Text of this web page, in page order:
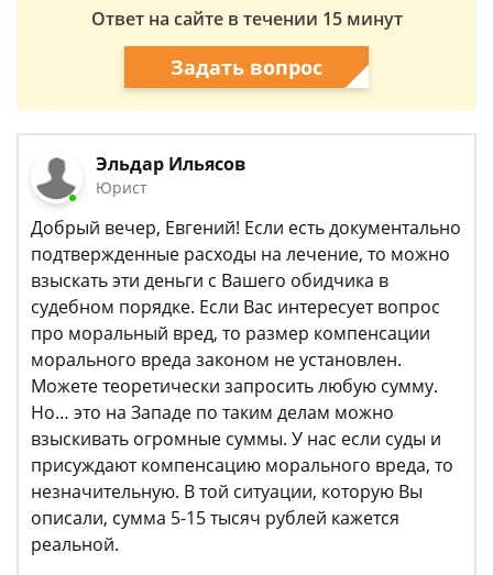
Ответ на сайте в течении 15 минут
Задать вопрос
Эльдар Ильясов
Юрист
Добрый вечер, Евгений! Если есть документально
подтвержденные расходы на лечение, то можно
взыскать эти деньги с Вашего обидчика в
судебном порядке. Если Вас интересует вопрос
про моральный вред, то размер компенсации
морального вреда законом не установлен.
Можете теоретически запросить любую сумму.
Но… это на Западе по таким делам можно
взыскивать огромные суммы. У нас если суды и
присуждают компенсацию морального вреда, то
незначительную. В той ситуации, которую Вы
описали, сумма 5-15 тысяч рублей кажется
реальной.